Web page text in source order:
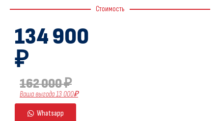
Стоимость
134 900
₽
162 000 ₽
Ваша выгода 13 000₽
Whatsapp